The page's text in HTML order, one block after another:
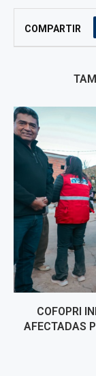
COMPARTIR
COFOPRI
AFECTADAS